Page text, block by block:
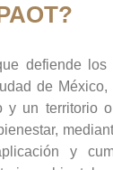
defiende
de
y un territorio
y